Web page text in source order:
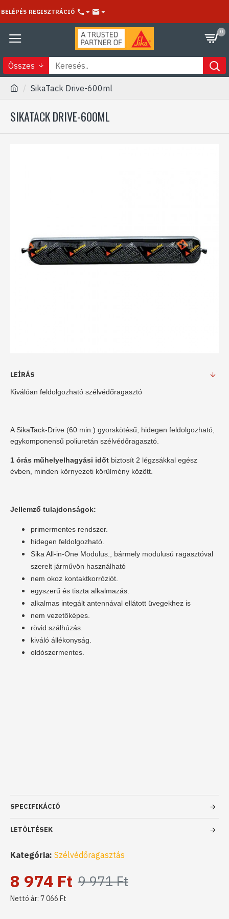
BELÉPÉS REGISZTRÁCIÓ
0
Összes
SikaTack Drive-600ml
SIKATACK DRIVE-600ML
LEÍRÁS
Kiválóan feldolgozható szélvédőragasztó
A SikaTack-Drive (60 min.) gyorskötésű, hidegen feldolgozható,
egykomponensű poliuretán szélvédőragasztó.
1 órás műhelyelhagyási időt biztosít 2 légzsákkal egész
évben, minden környezeti körülmény között.
Jellemző tulajdonságok:
primermentes rendszer.
hidegen feldolgozható.
Sika All-in-One Modulus., bármely modulusú ragasztóval
szerelt járművön használható
nem okoz kontaktkorróziót.
egyszerű és tiszta alkalmazás.
alkalmas integált antennával ellátott üvegekhez is
nem vezetőképes.
rövid szálhúzás.
kiváló állékonyság.
oldószermentes.
SPECIFIKÁCIÓ
LETÖLTÉSEK
Kategória: Szélvédőragasztás
8 974 Ft 9 971 Ft
Nettó ár: 7 066 Ft